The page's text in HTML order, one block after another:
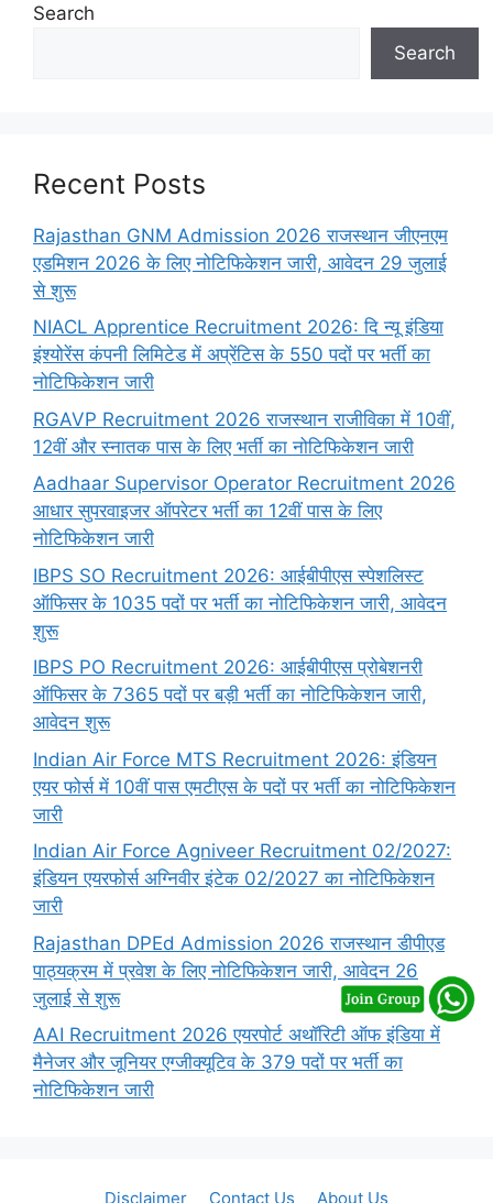
Search
Search
Recent Posts
Rajasthan GNM Admission 2026 राजस्थान जीएनएम
एडमिशन 2026 के लिए नोटिफिकेशन जारी, आवेदन 29 जुलाई
से शुरू
NIACL Apprentice Recruitment 2026: दि न्यू इंडिया
इंश्योरेंस कंपनी लिमिटेड में अप्रेंटिस के 550 पदों पर भर्ती का
नोटिफिकेशन जारी
RGAVP Recruitment 2026 राजस्थान राजीविका में 10वीं,
12वीं और स्नातक पास के लिए भर्ती का नोटिफिकेशन जारी
Aadhaar Supervisor Operator Recruitment 2026
आधार सुपरवाइजर ऑपरेटर भर्ती का 12वीं पास के लिए
नोटिफिकेशन जारी
IBPS SO Recruitment 2026: आईबीपीएस स्पेशलिस्ट
ऑफिसर के 1035 पदों पर भर्ती का नोटिफिकेशन जारी, आवेदन
शुरू
IBPS PO Recruitment 2026: आईबीपीएस प्रोबेशनरी
ऑफिसर के 7365 पदों पर बड़ी भर्ती का नोटिफिकेशन जारी,
आवेदन शुरू
Indian Air Force MTS Recruitment 2026: इंडियन
एयर फोर्स में 10वीं पास एमटीएस के पदों पर भर्ती का नोटिफिकेशन
जारी
Indian Air Force Agniveer Recruitment 02/2027:
इंडियन एयरफोर्स अग्निवीर इंटेक 02/2027 का नोटिफिकेशन
जारी
Rajasthan DPEd Admission 2026 राजस्थान डीपीएड
पाठ्यक्रम में प्रवेश के लिए नोटिफिकेशन जारी, आवेदन 26
जुलाई से शुरू
AAI Recruitment 2026 एयरपोर्ट अथॉरिटी ऑफ इंडिया में
मैनेजर और जूनियर एग्जीक्यूटिव के 379 पदों पर भर्ती का
नोटिफिकेशन जारी
Disclaimer Contact Us About Us